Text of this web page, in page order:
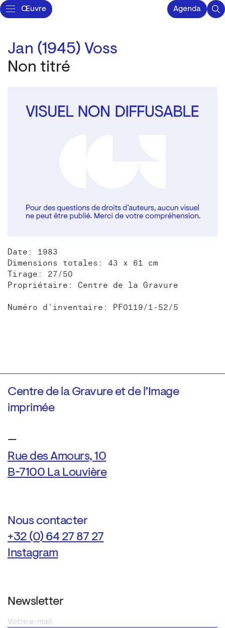
Œuvre Agenda
Jan (1945) Voss
Non titré
Date: 1983
Dimensions totales: 43 x 61 cm
Tirage: 27/50
Propriétaire: Centre de la Gravure
Numéro d'inventaire: PF0119/1-52/5
Centre de la Gravure et de l’Image
imprimée
—
Rue des Amours, 10
B-7100 La Louvière
Nous contacter
+32 (0) 64 27 87 27
Instagram
Newsletter